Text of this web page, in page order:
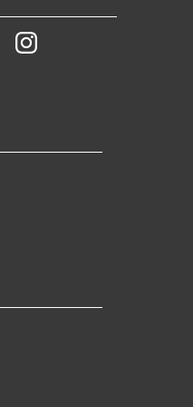
YoutubeInstagram